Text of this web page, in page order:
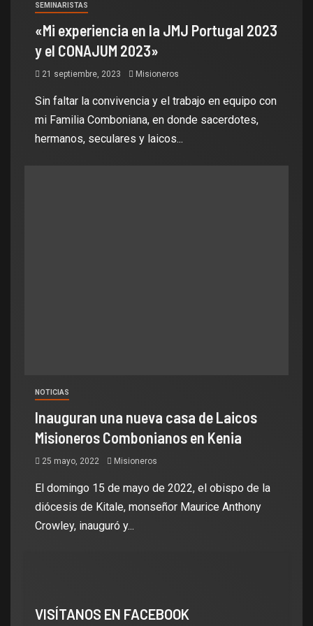
SEMINARISTAS
«Mi experiencia en la JMJ Portugal 2023
y el CONAJUM 2023»
21 septiembre, 2023 Misioneros
Sin faltar la convivencia y el trabajo en equipo con
mi Familia Comboniana, en donde sacerdotes,
hermanos, seculares y laicos...
NOTICIAS
Inauguran una nueva casa de Laicos
Misioneros Combonianos en Kenia
25 mayo, 2022 Misioneros
El domingo 15 de mayo de 2022, el obispo de la
diócesis de Kitale, monseñor Maurice Anthony
Crowley, inauguró y...
VISÍTANOS EN FACEBOOK